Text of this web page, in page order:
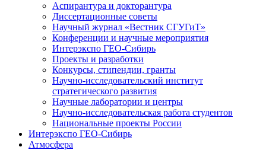
Аспирантура и докторантура
Диссертационные советы
Научный журнал «Вестник СГУГиТ»
Конференции и научные мероприятия
Интерэкспо ГЕО-Сибирь
Проекты и разработки
Конкурсы, стипендии, гранты
Научно-исследовательский институт
стратегического развития
Научные лаборатории и центры
Научно-исследовательская работа студентов
Национальные проекты России
Интерэкспо ГЕО-Сибирь
Атмосфера